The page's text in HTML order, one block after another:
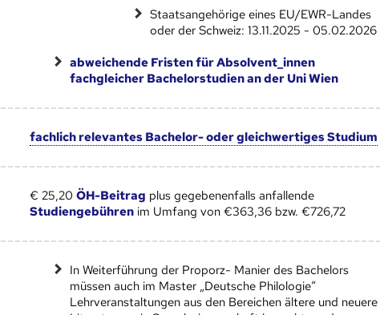
Staatsangehörige eines EU/EWR-Landes
oder der Schweiz: 13.11.2025 - 05.02.2026
abweichende Fristen für Absolvent_innen
fachgleicher Bachelorstudien an der Uni Wien
fachlich relevantes Bachelor- oder gleichwertiges Studium
€ 25,20 ÖH-Beitrag plus gegebenenfalls anfallende
Studiengebührenim Umfang von €363,36 bzw. €726,72
In Weiterführung der Proporz- Manier des Bachelors
müssen auch im Master „Deutsche Philologie“
Lehrveranstaltungen aus den Bereichen ältere und neuere